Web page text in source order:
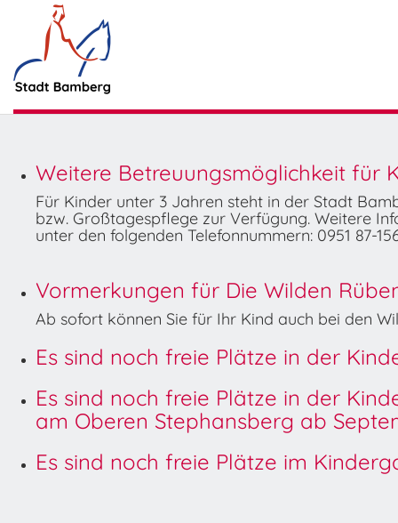
Weitere Betreuungsmöglichkeit für
Für Kinder unter 3 Jahren steht in der Stadt
bzw. Großtagespflege zur Verfügung. Weitere
unter den folgenden Telefonnummern: 0951 87-
Vormerkungen für Die Wilden
Ab sofort können Sie für Ihr Kind auch bei den
Es sind noch freie Plätze in der
Es sind noch freie Plätze in der
am Oberen Stephansberg ab
Es sind noch freie Plätze im